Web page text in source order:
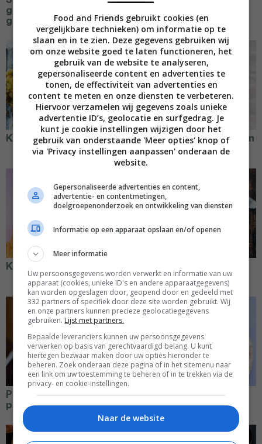
gemarineerd ei en
groente
paprika
Koolbeignets
Sodabrood met kaas en
uien
Kaassoufflé
peer salade
Patatas bravas met
pittige saus
Chocolade & matcha
cream cake
Food and Friends gebruikt cookies (en
vergelijkbare technieken) om informatie op te
slaan en in te zien. Deze gegevens gebruiken wij
om onze website goed te laten functioneren, het
gebruik van de website te analyseren,
gepersonaliseerde content en advertenties te
tonen, de effectiviteit van advertenties en
content te meten en onze diensten te verbeteren.
Hiervoor verzamelen wij gegevens zoals unieke
advertentie ID’s, geolocatie en surfgedrag. Je
kunt je cookie instellingen wijzigen door het
gebruik van onderstaande 'Meer opties' knop of
via 'Privacy instellingen aanpassen' onderaan de
website.
Gepersonaliseerde advertenties en content,
advertentie- en contentmetingen,
doelgroepenonderzoek en ontwikkeling van diensten
Informatie op een apparaat opslaan en/of openen
Meer informatie
Uw persoonsgegevens worden verwerkt en informatie van uw
apparaat (cookies, unieke ID's en andere apparaatgegevens)
kan worden opgeslagen door, geopend door en gedeeld met
332 partners of specifiek door deze site worden gebruikt. Wij
en onze partners kunnen precieze geolocatiegegevens
gebruiken. Lijst met partners.
Bepaalde leveranciers kunnen uw persoonsgegevens
verwerken op basis van gerechtvaardigd belang. U kunt
hiertegen bezwaar maken door uw opties hieronder te
beheren. Zoek onderaan deze pagina of in het sitemenu naar
een link om uw toestemming te beheren of in te trekken via de
privacy- en cookie-instellingen.
Naar de website